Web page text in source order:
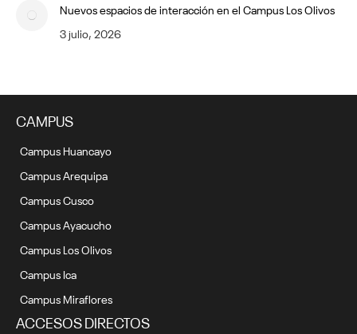
Nuevos espacios de interacción en el Campus Los Olivos
3 julio, 2026
CAMPUS
Campus Huancayo
Campus Arequipa
Campus Cusco
Campus Ayacucho
Campus Los Olivos
Campus Ica
Campus Miraflores
ACCESOS DIRECTOS